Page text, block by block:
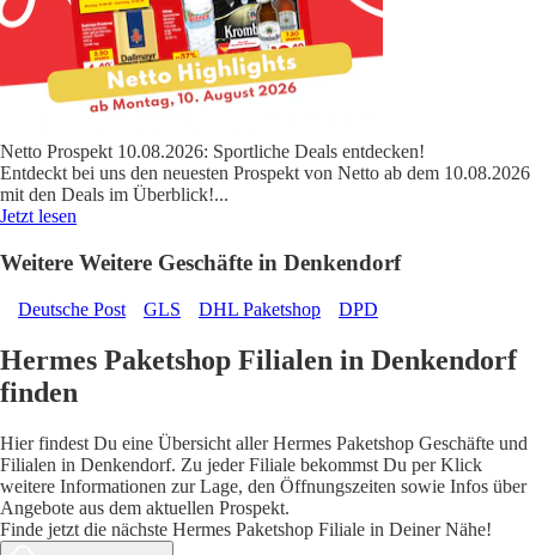
Netto Prospekt 10.08.2026: Sportliche Deals entdecken!
Entdeckt bei uns den neuesten Prospekt von Netto ab dem 10.08.2026
mit den Deals im Überblick!...
Jetzt lesen
Weitere Weitere Geschäfte in Denkendorf
Deutsche Post GLS DHL Paketshop DPD
Hermes Paketshop Filialen in Denkendorf
finden
Hier findest Du eine Übersicht aller Hermes Paketshop Geschäfte und
Filialen in Denkendorf. Zu jeder Filiale bekommst Du per Klick
weitere Informationen zur Lage, den Öffnungszeiten sowie Infos über
Angebote aus dem aktuellen Prospekt.
Finde jetzt die nächste Hermes Paketshop Filiale in Deiner Nähe!